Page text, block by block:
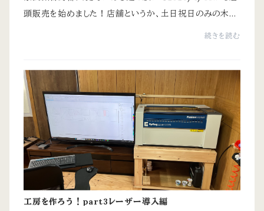
頭販売を始めました！店舗というか、土日祝日のみの木工
市という形ですが、地元の職人さんがより集まり木工品を
続きを読む
工房を作ろう！part3レーザー導入編